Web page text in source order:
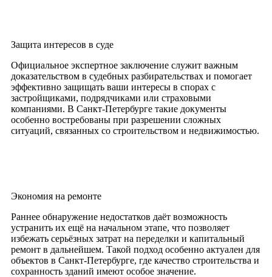
Защита интересов в суде
Официальное экспертное заключение служит важным
доказательством в судебных разбирательствах и помогает
эффективно защищать ваши интересы в спорах с
застройщиками, подрядчиками или страховыми
компаниями. В Санкт-Петербурге такие документы
особенно востребованы при разрешении сложных
ситуаций, связанных со строительством и недвижимостью.
Экономия на ремонте
Раннее обнаружение недостатков даёт возможность
устранить их ещё на начальном этапе, что позволяет
избежать серьёзных затрат на переделки и капитальный
ремонт в дальнейшем. Такой подход особенно актуален для
объектов в Санкт-Петербурге, где качество строительства и
сохранность зданий имеют особое значение.